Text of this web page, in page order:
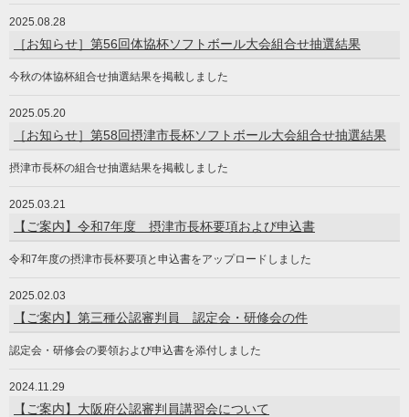
2025.08.28
［お知らせ］第56回体協杯ソフトボール大会組合せ抽選結果
今秋の体協杯組合せ抽選結果を掲載しました
2025.05.20
［お知らせ］第58回摂津市長杯ソフトボール大会組合せ抽選結果
摂津市長杯の組合せ抽選結果を掲載しました
2025.03.21
【ご案内】令和7年度 摂津市長杯要項および申込書
令和7年度の摂津市長杯要項と申込書をアップロードしました
2025.02.03
【ご案内】第三種公認審判員 認定会・研修会の件
認定会・研修会の要領および申込書を添付しました
2024.11.29
【ご案内】大阪府公認審判員講習会について